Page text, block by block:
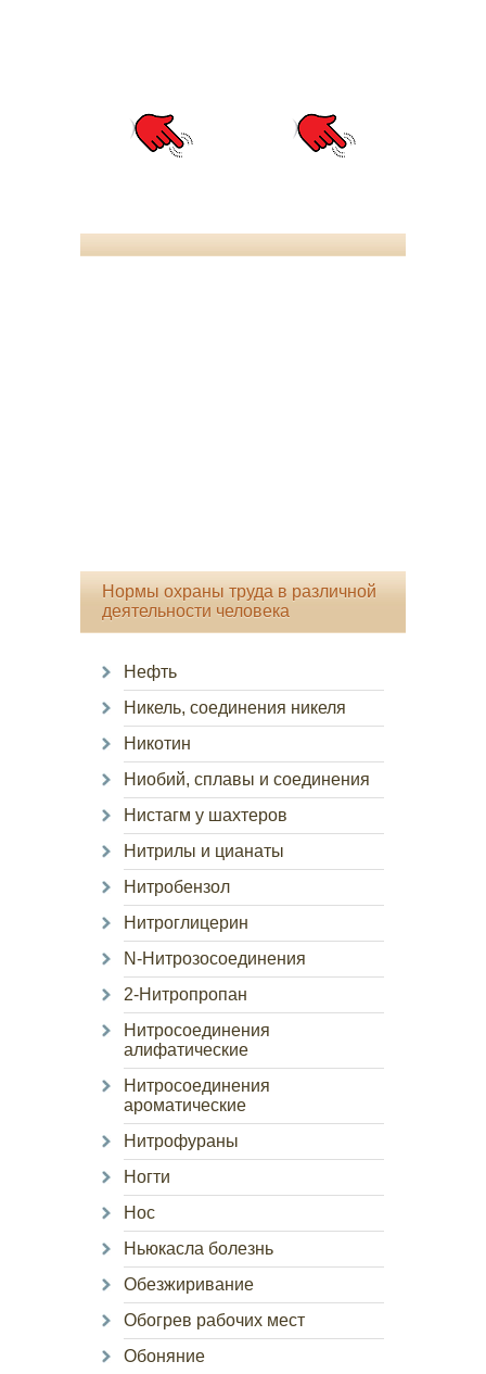
Нормы охраны труда в различной
деятельности человека
Нефть
Никель, соединения никеля
Никотин
Ниобий, сплавы и соединения
Нистагм у шахтеров
Нитрилы и цианаты
Нитробензол
Нитроглицерин
N-Нитрозосоединения
2-Нитропропан
Нитросоединения
алифатические
Нитросоединения
ароматические
Нитрофураны
Ногти
Нос
Ньюкасла болезнь
Обезжиривание
Обогрев рабочих мест
Обоняние